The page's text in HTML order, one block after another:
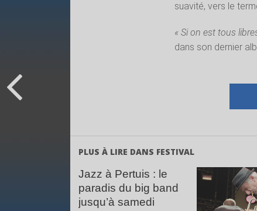
suavité, vers le
« Si on est tous
dans son dernier
PLUS À LIRE DANS FESTIVAL
Jazz à Pertuis : le
paradis du big band
jusqu’à samedi
LIRE